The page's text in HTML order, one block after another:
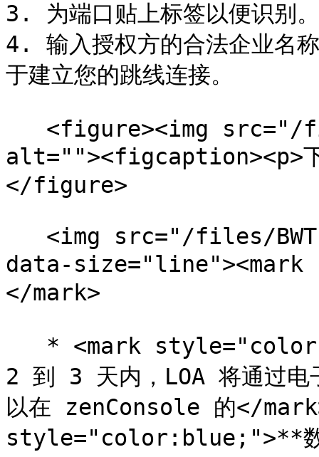
3. 为端口贴上标签以便识别。
4. 输入授权方的合法企业名
于建立您的跳线连接。
alt=""><figcaption><p>
</figure>
data-
</mark>
2 到 3 天内，LOA 将通过电
以在 zenConsole 的</
style="color:blue;">**数